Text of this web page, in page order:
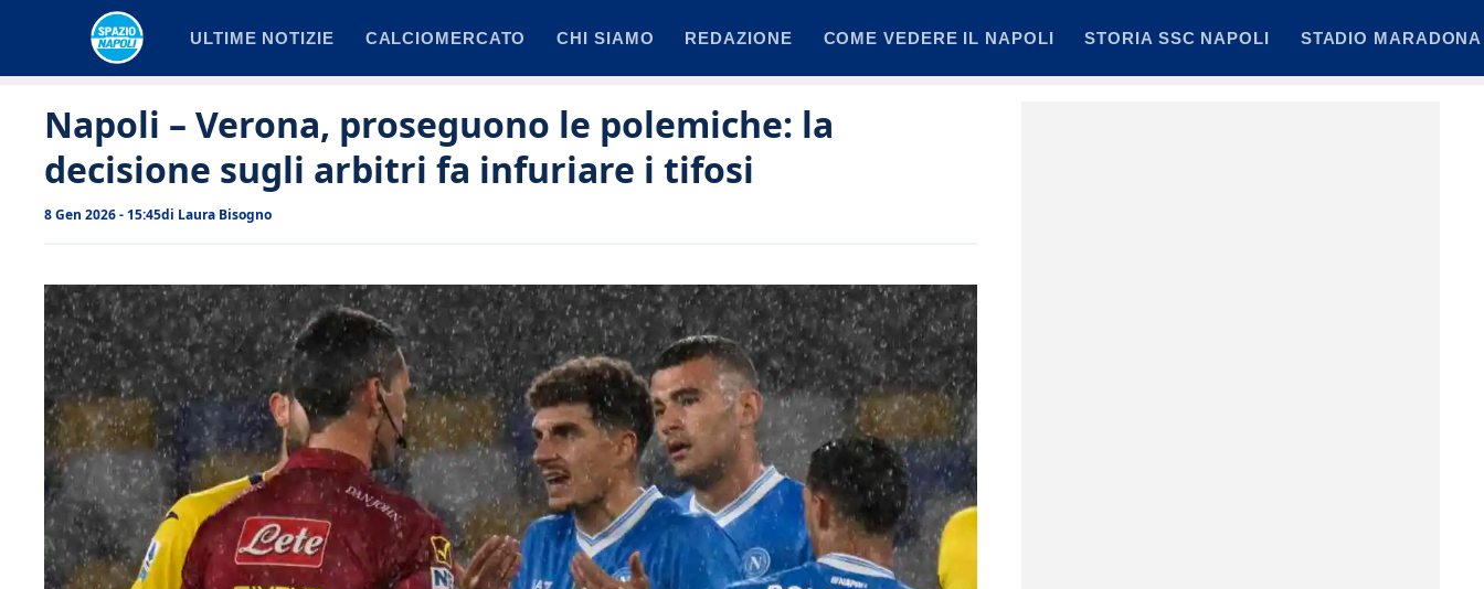
ULTIME NOTIZIE CALCIOMERCATO CHI SIAMO REDAZIONE COME VEDERE IL NAPOLI STORIA SSC NAPOLI STADIO MARADONA
Napoli – Verona, proseguono le polemiche: la
decisione sugli arbitri fa infuriare i tifosi
8 Gen 2026 - 15:45di Laura Bisogno